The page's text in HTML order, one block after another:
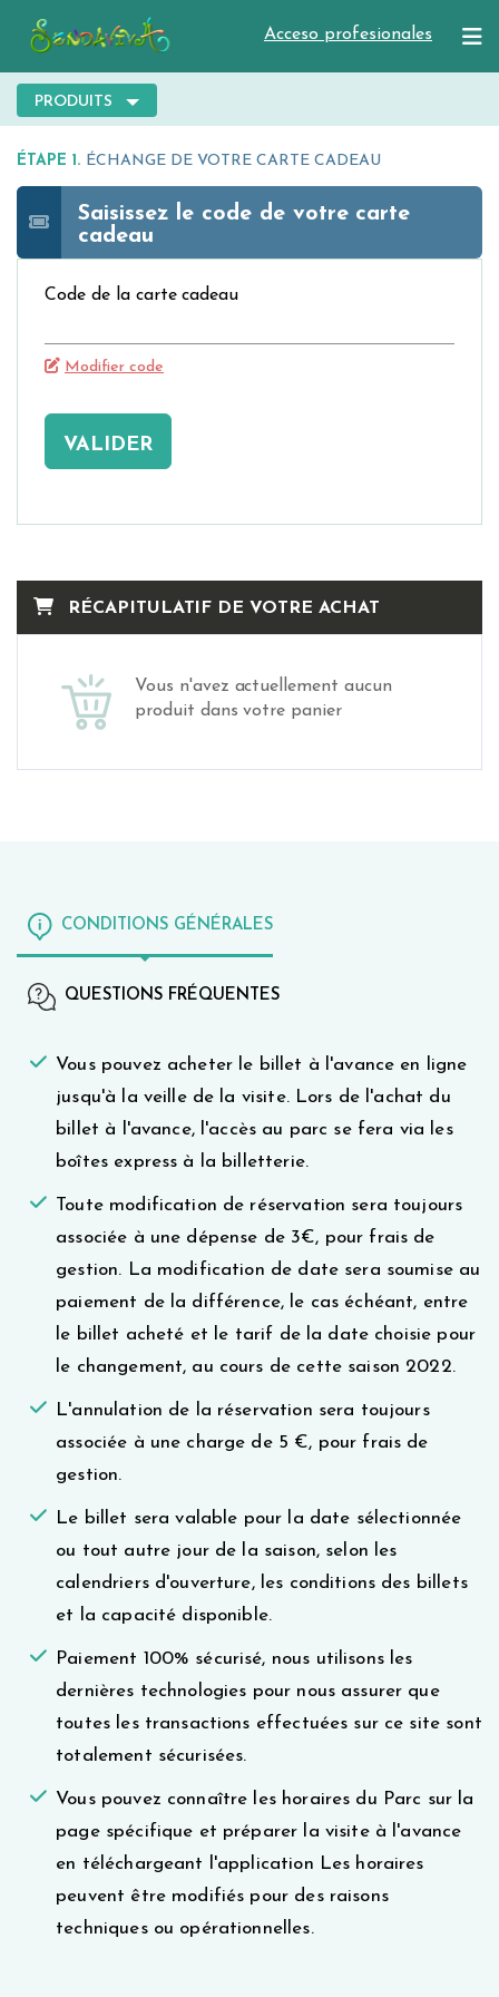
Acceso profesionales
PRODUITS
ÉTAPE 1. ÉCHANGE DE VOTRE CARTE CADEAU
Saisissez le code de votre carte
cadeau
Code de la carte cadeau
Modifier code
VALIDER
RÉCAPITULATIF DE VOTRE ACHAT
Vous n'avez actuellement aucun
produit dans votre panier
CONDITIONS GÉNÉRALES
QUESTIONS FRÉQUENTES
Vous pouvez acheter le billet à l'avance en ligne
jusqu'à la veille de la visite. Lors de l'achat du
billet à l'avance, l'accès au parc se fera via les
boîtes express à la billetterie.
Toute modification de réservation sera toujours
associée à une dépense de 3€, pour frais de
gestion. La modification de date sera soumise au
paiement de la différence, le cas échéant, entre
le billet acheté et le tarif de la date choisie pour
le changement, au cours de cette saison 2022.
L'annulation de la réservation sera toujours
associée à une charge de 5 €, pour frais de
gestion.
Le billet sera valable pour la date sélectionnée
ou tout autre jour de la saison, selon les
calendriers d'ouverture, les conditions des billets
et la capacité disponible.
Paiement 100% sécurisé, nous utilisons les
dernières technologies pour nous assurer que
toutes les transactions effectuées sur ce site sont
totalement sécurisées.
Vous pouvez connaître les horaires du Parc sur la
page spécifique et préparer la visite à l'avance
en téléchargeant l'application Les horaires
peuvent être modifiés pour des raisons
techniques ou opérationnelles.